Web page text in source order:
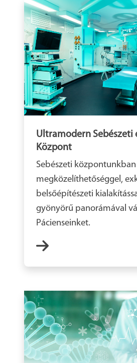
Ultramodern Sebészeti
Központ
Sebészeti
megközelíthetőséggel,
belsőépítészeti
gyönyörű panorámával
Pácienseinket.